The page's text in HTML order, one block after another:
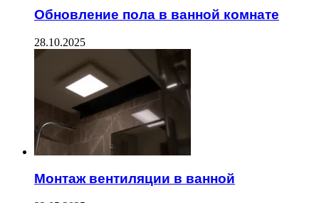
Обновление пола в ванной комнате
28.10.2025
Монтаж вентиляции в ванной